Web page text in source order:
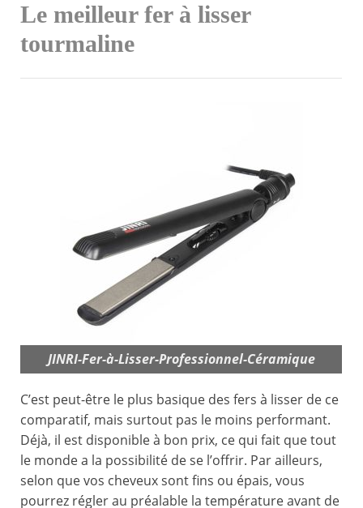
Le meilleur fer à lisser
tourmaline
JINRI-Fer-à-Lisser-Professionnel-Céramique
C’est peut-être le plus basique des fers à lisser de ce
comparatif, mais surtout pas le moins performant.
Déjà, il est disponible à bon prix, ce qui fait que tout
le monde a la possibilité de se l’offrir. Par ailleurs,
selon que vos cheveux sont fins ou épais, vous
pourrez régler au préalable la température avant de